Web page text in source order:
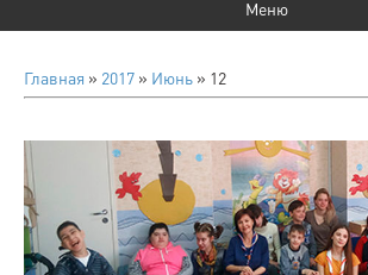
Главная » 2017 » Июнь » 12